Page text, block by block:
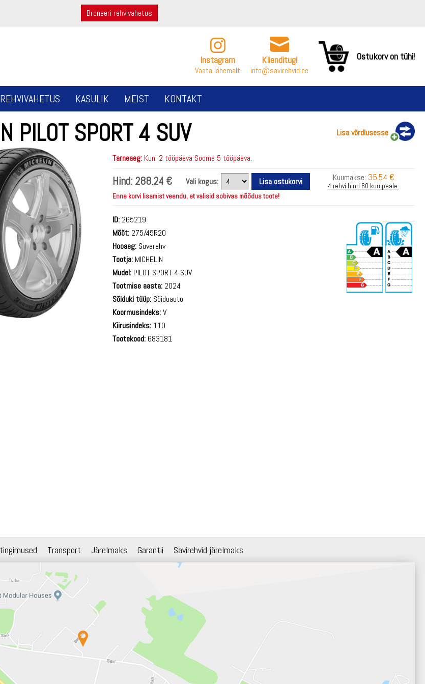
Broneeri rehvivahetus
Instagram
Vaata lähemalt
Klienditugi
info@savirehvid.ee
Ostukorv on tühi!
KASULIK MEIST KONTAKT
PILOT SPORT 4 SUV Lisa võrdlusesse
Tarneaeg: Kuni 2 tööpäeva Soome 5 tööpäeva.
Hind: 288.24 € Vali kogus: Kuumakse: 35.54 €
4 rehvi hind 60 kuu peale.
Enne korvi lisamist veendu, et valisid sobivas mõõdus toote!
ID: 265219
Mõõt: 275/45R20
Hooaeg: Suverehv
Tootja: MICHELIN
Mudel: PILOT SPORT 4 SUV
Tootmise aasta: 2024
Sõiduki tüüp: Sõiduauto
Koormusindeks:V
Kiirusindeks: 110
Tootekood: 683181
Transport Järelmaks Garantii Savirehvid järelmaks